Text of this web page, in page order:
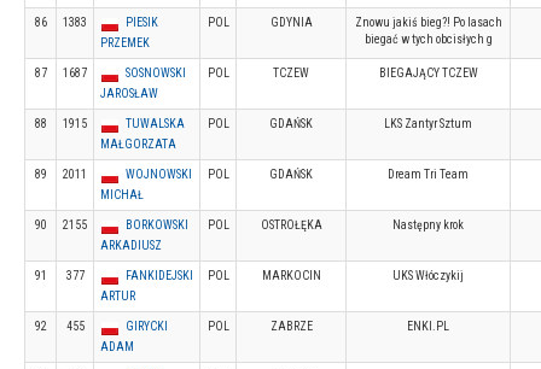
86 1383
PIESIK
PRZEMEK
POL GDYNIA
Znowu jakiś bieg?! Po lasach
biegać w tych obcisłych g
87 1687
SOSNOWSKI
JAROSŁAW
POL TCZEW BIEGAJĄCY TCZEW
88 1915
TUWALSKA
MAŁGORZATA
POL GDAŃSK LKS Zantyr Sztum
89 2011
WOJNOWSKI
MICHAŁ
POL GDAŃSK Dream Tri Team
90 2155
BORKOWSKI
ARKADIUSZ
POL OSTROŁĘKA Następny krok
91 377
FANKIDEJSKI
ARTUR
POL MARKOCIN UKS Włóczykij
92 455
GIRYCKI
ADAM
POL ZABRZE ENKI.PL